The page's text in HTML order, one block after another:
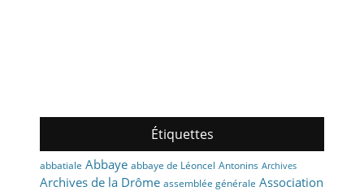
Étiquettes
abbatiale Abbaye abbaye de Léoncel Antonins Archives
Archives de la Drôme assemblée générale Association